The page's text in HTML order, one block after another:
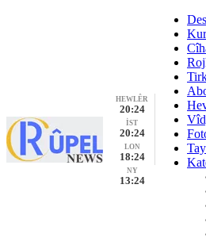
HEWLÊR
20:24
İST
20:24
LON
18:24
NY
13:24